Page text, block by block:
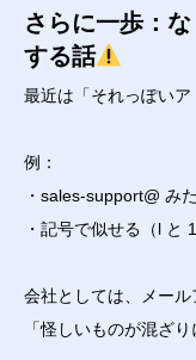
さらに一歩：
する話
最近は「それっぽいア
例：
・sales-support@ み
・記号で似せる（l と
会社としては、メー
「怪しいものが混ざ